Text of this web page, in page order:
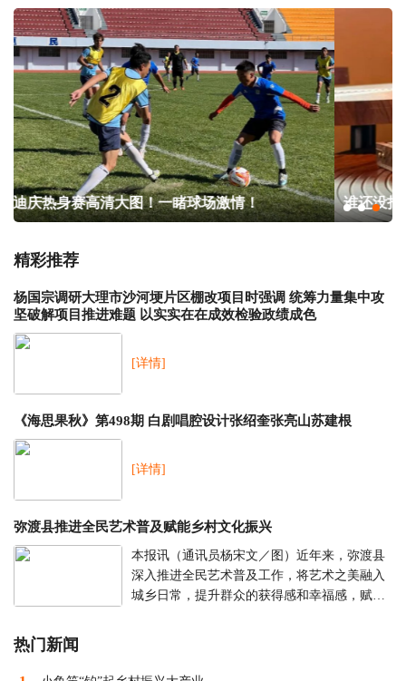
球场激情！ 谁还没打卡？“云南白茶市集” 开街
精彩推荐
杨国宗调研大理市沙河埂片区棚改项目时强调 统筹力量集中攻
坚破解项目推进难题 以实实在在成效检验政绩成色
[详情]
《海思果秋》第498期 白剧唱腔设计张绍奎张亮山苏建根
[详情]
弥渡县推进全民艺术普及赋能乡村文化振兴
本报讯（通讯员杨宋文／图）近年来，弥渡县
深入推进全民艺术普及工作，将艺术之美融入
城乡日常，提升群众的获得感和幸福感，赋能
热门新闻